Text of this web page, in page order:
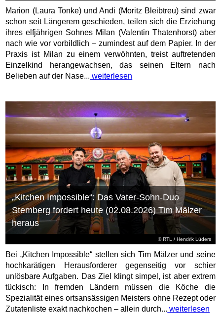
Marion (Laura Tonke) und Andi (Moritz Bleibtreu) sind zwar
schon seit Längerem geschieden, teilen sich die Erziehung
ihres elfjährigen Sohnes Milan (Valentin Thatenhorst) aber
nach wie vor vorbildlich – zumindest auf dem Papier. In der
Praxis ist Milan zu einem verwöhnten, treist auftretenden
Einzelkind herangewachsen, das seinen Eltern nach
Belieben auf der Nase... weiterlesen
©RTL / Hendrik Lüders
„Kitchen Impossible“: Das Vater-Sohn-Duo
Stemberg fordert heute (02.08.2026) Tim Mälzer
heraus
Bei „Kitchen Impossible“ stellen sich Tim Mälzer und seine
hochkarätigen Herausforderer gegenseitig vor schier
unlösbare Aufgaben. Das Ziel klingt simpel, ist aber extrem
tückisch: In fremden Ländern müssen die Köche die
Spezialität eines ortsansässigen Meisters ohne Rezept oder
Zutatenliste exakt nachkochen – allein durch... weiterlesen